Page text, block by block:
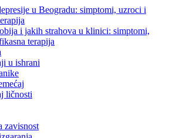
u Beogradu: simptomi, uzroci i
i jakih strahova u klinici: simptomi,
terapija
u ishrani
ličnosti
zavisnost